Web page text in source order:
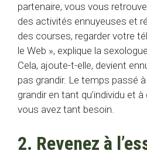
partenaire, vous vous
des activités ennuyeuses et
des courses, regarder votre
le Web », explique la
Cela, ajoute-t-elle, devient
pas grandir. Le temps passé
grandir en tant qu’individu et
vous avez tant besoin.
2. Revenez à